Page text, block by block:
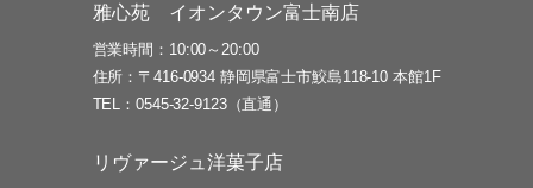
雅心苑 イオンタウン富士南店
営業時間
10:00～20:00
住所
〒416-0934 静岡県富士市鮫島118-10 本館1F
TEL
0545-32-9123（直通）
リヴァージュ洋菓子店